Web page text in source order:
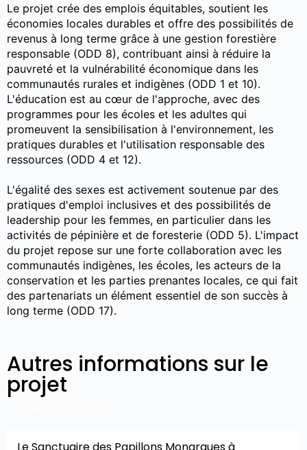
Le projet crée des emplois équitables, soutient les
économies locales durables et offre des possibilités de
revenus à long terme grâce à une gestion forestière
responsable (ODD 8), contribuant ainsi à réduire la
pauvreté et la vulnérabilité économique dans les
communautés rurales et indigènes (ODD 1 et 10).
L'éducation est au cœur de l'approche, avec des
programmes pour les écoles et les adultes qui
promeuvent la sensibilisation à l'environnement, les
pratiques durables et l'utilisation responsable des
ressources (ODD 4 et 12).
L'égalité des sexes est activement soutenue par des
pratiques d'emploi inclusives et des possibilités de
leadership pour les femmes, en particulier dans les
activités de pépinière et de foresterie (ODD 5). L'impact
du projet repose sur une forte collaboration avec les
communautés indigènes, les écoles, les acteurs de la
conservation et les parties prenantes locales, ce qui fait
des partenariats un élément essentiel de son succès à
long terme (ODD 17).
Autres informations sur le
projet
Le Sanctuaire des Papillons Monarques à